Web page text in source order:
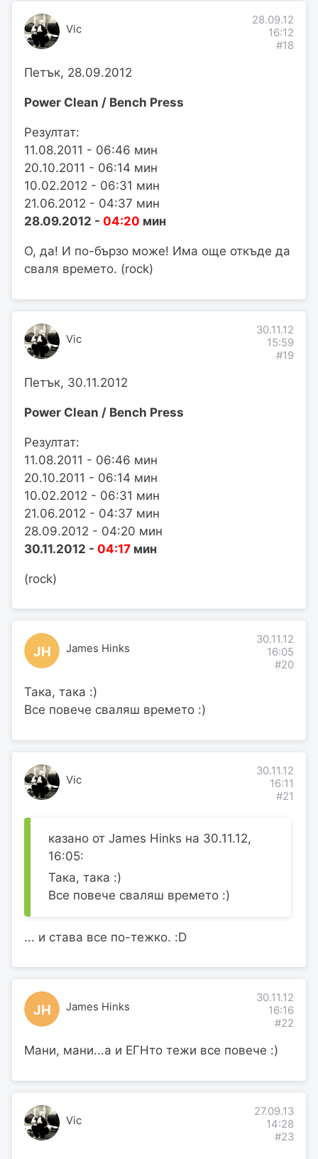
Vic
28.09.12
16:12
#18
Петък, 28.09.2012
Power Clean / Bench Press
Резултат:
11.08.2011 - 06:46 мин
20.10.2011 - 06:14 мин
10.02.2012 - 06:31 мин
21.06.2012 - 04:37 мин
28.09.2012 - 04:20 мин
О, да! И по-бързо може! Има още откъде да
сваля времето. (rock)
Vic
30.11.12
15:59
#19
Петък, 30.11.2012
Power Clean / Bench Press
Резултат:
11.08.2011 - 06:46 мин
20.10.2011 - 06:14 мин
10.02.2012 - 06:31 мин
21.06.2012 - 04:37 мин
28.09.2012 - 04:20 мин
30.11.2012 - 04:17 мин
(rock)
JH James Hinks
30.11.12
16:05
#20
Така, така :)
Все повече сваляш времето :)
Vic
30.11.12
16:11
#21
казано от James Hinks на 30.11.12,
16:05:
Така, така :)
Все повече сваляш времето :)
... и става все по-тежко. :D
JH James Hinks
30.11.12
16:16
#22
Мани, мани...а и ЕГНто тежи все повече :)
Vic
27.09.13
14:28
#23